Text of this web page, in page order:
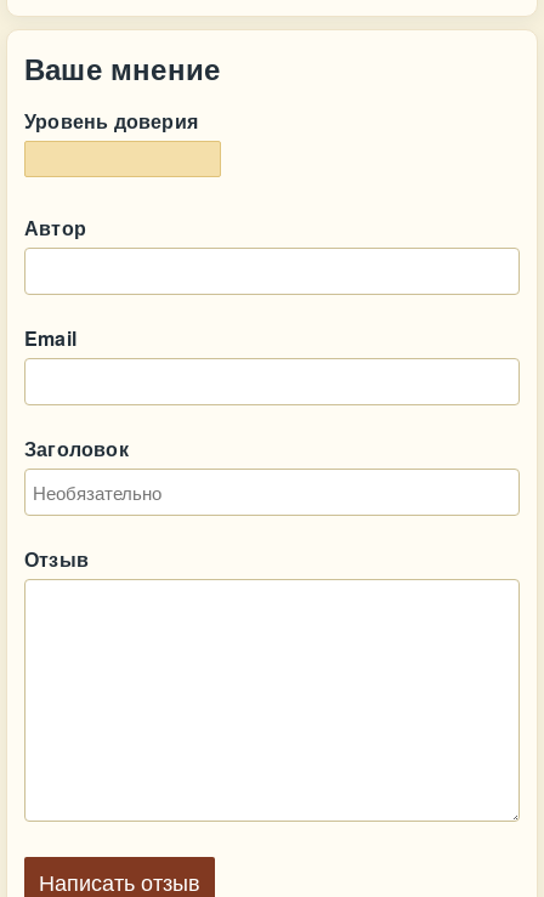
Ваше мнение
Уровень доверия
Автор
Email
Заголовок
Отзыв
Написать отзыв